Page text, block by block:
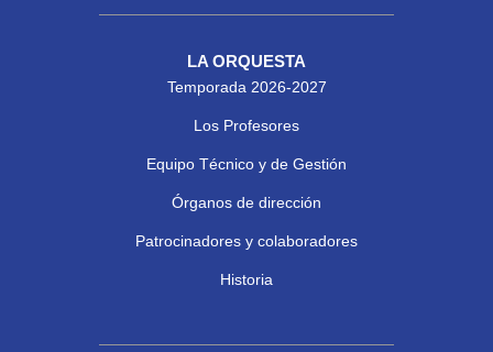
LA ORQUESTA
Temporada 2026-2027
Los Profesores
Equipo Técnico y de Gestión
Órganos de dirección
Patrocinadores y colaboradores
Historia